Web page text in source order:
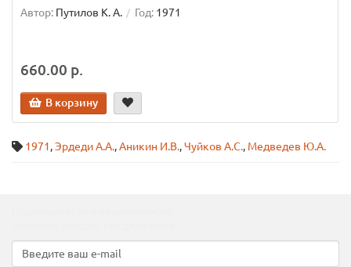
Автор: Путилов К. А. Год: 1971
660.00 р.
В корзину
1971,Эрдеди А.А.,Аникин И.В.,Чуйков А.С., Медведев Ю.А.